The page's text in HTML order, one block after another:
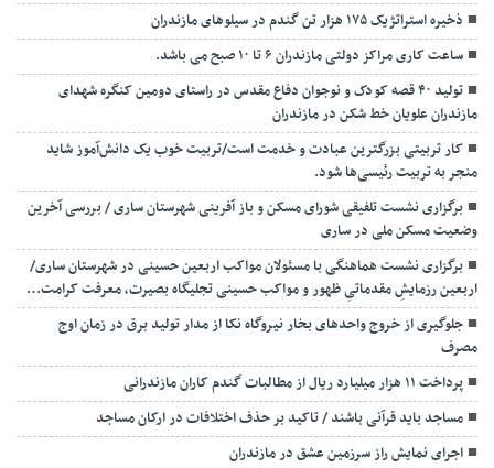
ذخیره استراتژیک ۱۷۵ هزار تن گندم در سیلوهای مازندران
ساعت کاری مراکز دولتی مازندران ۶ تا ۱۰ صبح می باشد.
تولید ۴۰ قصه کودک و نوجوان دفاع مقدس در راستای دومین کنگره شهدای
مازندران علویان خط شکن در مازندران
کار تربیتی بزرگترین عبادت و خدمت است/تربیت خوب یک دانش‌آموز شاید
منجر به تربیت رئیسی‌ها شود.
برگزاری ‌نشست تلفیقی شورای مسکن و باز آفرینی شهرستان ساری / بررسی آخرین
وضعیت مسکن ملی در ساری
برگزاری نشست هماهنگی با مسئولان مواکب اربعین حسینی در شهرستان ساری/
اربعین رزمایشِ مقدماتیِ ظهور و مواکب حسینی تجلیگاه بصیرت، معرفت کرامت…
جلوگیری از خروج واحدهای بخار نیروگاه نکا از مدار تولید برق در زمان اوج
مصرف
پرداخت ۱۱ هزار میلیارد ریال از مطالبات گندم کاران مازندرانی
مساجد باید قرآنی باشند / تاکید بر حذف اختلافات در ارکان مساجد
اجرای نمایش راز سرزمین عشق در مازندران